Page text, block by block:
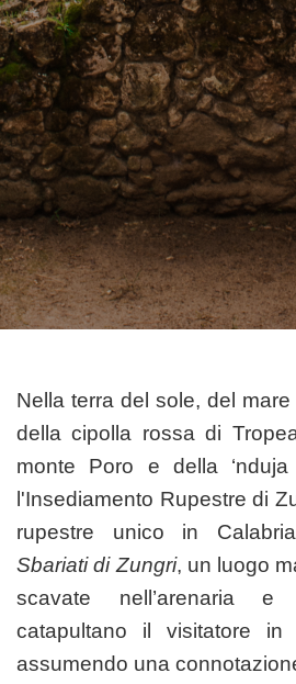
Nella terra del sole, del
della cipolla rossa di
monte Poro e della
l'Insediamento Rupestre di
rupestre unico in
Sbariati di Zungri, un luogo
scavate nell’arenaria e
catapultano il visitatore
assumendo una